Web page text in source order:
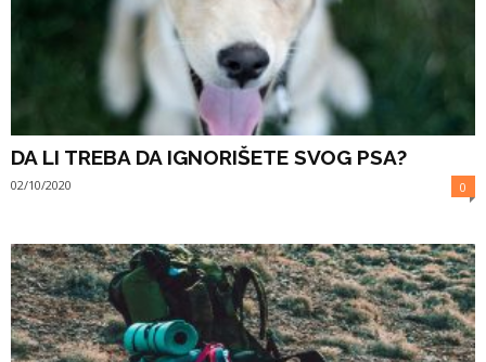
DA LI TREBA DA IGNORIŠETE SVOG PSA?
02/10/2020 0